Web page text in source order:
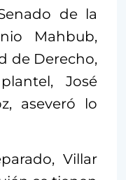
de la
Mahbub,
de Derecho,
José
aseveró lo
Villar